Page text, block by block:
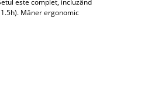
este complet, incluzând
Mâner ergonomic